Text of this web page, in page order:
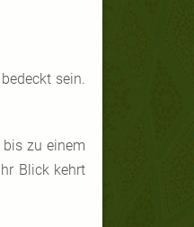
sein.
zu einem
Blick kehrt